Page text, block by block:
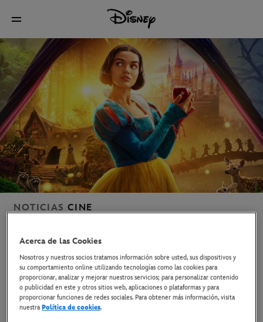
NOTICIAS CINE
PÓSTER YA DISPONIBLES.
4 de diciembre de 2024
21 DE MARZO DE 2025 SOLO EN CINES
Acerca de las Cookies
Nosotros y nuestros socios tratamos información sobre usted, sus dispositivos y
su comportamiento online utilizando tecnologías como las cookies para
proporcionar, analizar y mejorar nuestros servicios; para personalizar contenido
o publicidad en este y otros sitios web, aplicaciones o plataformas y para
proporcionar funciones de redes sociales. Para obtener más información, visita
nuestraPolítica de cookies.